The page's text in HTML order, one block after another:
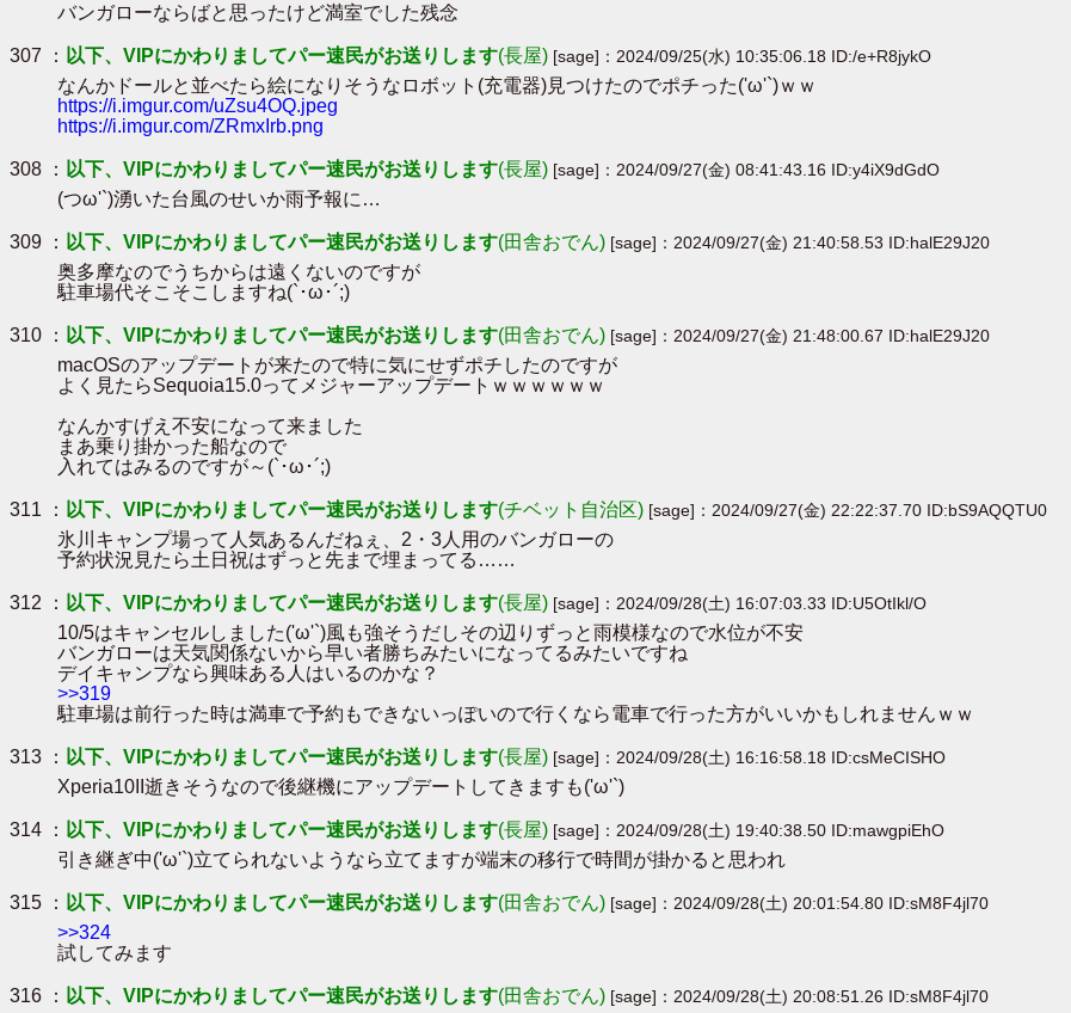
バンガローならばと思ったけど満室でした残念
307 ： 以下、VIPにかわりましてパー速民がお送りします(長屋) [sage]：2024/09/25(水) 10:35:06.18 ID:/e+R8jykO
なんかドールと並べたら絵になりそうなロボット(充電器)見つけたのでポチった('ω'`)ｗｗ
https://i.imgur.com/uZsu4OQ.jpeg
https://i.imgur.com/ZRmxIrb.png
308 ： 以下、VIPにかわりましてパー速民がお送りします(長屋) [sage]：2024/09/27(金) 08:41:43.16 ID:y4iX9dGdO
(つω'`)湧いた台風のせいか雨予報に…
309 ： 以下、VIPにかわりましてパー速民がお送りします(田舎おでん) [sage]：2024/09/27(金) 21:40:58.53 ID:halE29J20
奥多摩なのでうちからは遠くないのですが
駐車場代そこそこしますね(`･ω･´;)
310 ： 以下、VIPにかわりましてパー速民がお送りします(田舎おでん) [sage]：2024/09/27(金) 21:48:00.67 ID:halE29J20
macOSのアップデートが来たので特に気にせずポチしたのですが
よく見たらSequoia15.0ってメジャーアップデートｗｗｗｗｗｗ
なんかすげえ不安になって来ました
まあ乗り掛かった船なので
入れてはみるのですが～(`･ω･´;)
311 ： 以下、VIPにかわりましてパー速民がお送りします(チベット自治区) [sage]：2024/09/27(金) 22:22:37.70 ID:bS9AQQTU0
氷川キャンプ場って人気あるんだねぇ、2・3人用のバンガローの
予約状況見たら土日祝はずっと先まで埋まってる……
312 ： 以下、VIPにかわりましてパー速民がお送りします(長屋) [sage]：2024/09/28(土) 16:07:03.33 ID:U5OtIkl/O
10/5はキャンセルしました('ω'`)風も強そうだしその辺りずっと雨模様なので水位が不安
バンガローは天気関係ないから早い者勝ちみたいになってるみたいですね
デイキャンプなら興味ある人はいるのかな？
>>319
駐車場は前行った時は満車で予約もできないっぽいので行くなら電車で行った方がいいかもしれませんｗｗ
313 ： 以下、VIPにかわりましてパー速民がお送りします(長屋) [sage]：2024/09/28(土) 16:16:58.18 ID:csMeCISHO
Xperia10II逝きそうなので後継機にアップデートしてきますも('ω'`)
314 ： 以下、VIPにかわりましてパー速民がお送りします(長屋) [sage]：2024/09/28(土) 19:40:38.50 ID:mawgpiEhO
引き継ぎ中('ω'`)立てられないようなら立てますが端末の移行で時間が掛かると思われ
315 ： 以下、VIPにかわりましてパー速民がお送りします(田舎おでん) [sage]：2024/09/28(土) 20:01:54.80 ID:sM8F4jl70
>>324
試してみます
316 ： 以下、VIPにかわりましてパー速民がお送りします(田舎おでん) [sage]：2024/09/28(土) 20:08:51.26 ID:sM8F4jl70